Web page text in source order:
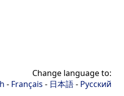
Change language to:
- Français - 日本語- Русский